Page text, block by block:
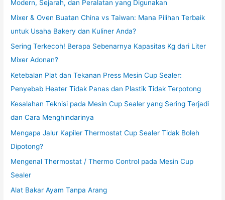
Modern, Sejarah, dan Peralatan yang Digunakan
Mixer & Oven Buatan China vs Taiwan: Mana Pilihan Terbaik
untuk Usaha Bakery dan Kuliner Anda?
Sering Terkecoh! Berapa Sebenarnya Kapasitas Kg dari Liter
Mixer Adonan?
Ketebalan Plat dan Tekanan Press Mesin Cup Sealer:
Penyebab Heater Tidak Panas dan Plastik Tidak Terpotong
Kesalahan Teknisi pada Mesin Cup Sealer yang Sering Terjadi
dan Cara Menghindarinya
Mengapa Jalur Kapiler Thermostat Cup Sealer Tidak Boleh
Dipotong?
Mengenal Thermostat / Thermo Control pada Mesin Cup
Sealer
Alat Bakar Ayam Tanpa Arang